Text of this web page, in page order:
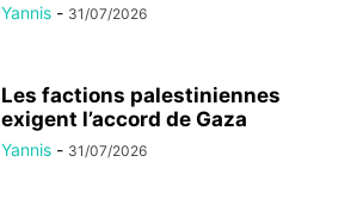
Yannis - 31/07/2026
Les factions palestiniennes
exigent l’accord de Gaza
Yannis - 31/07/2026